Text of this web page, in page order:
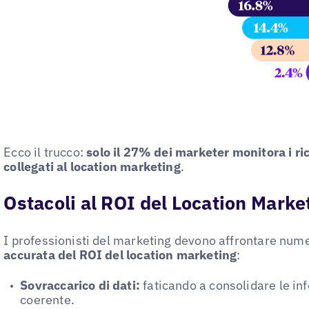
Ecco il trucco:solo il 27% dei marketer monitora i
collegati al location marketing.
Ostacoli al ROI del Location
I professionisti del marketing devono affrontare
accurata del ROI del location marketing:
Sovraccarico di dati: faticando a consolidare le
coerente.